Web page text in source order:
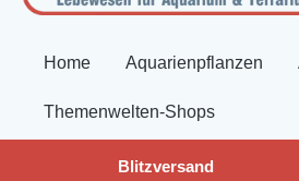
Home Aquarienpflanzen
Themenwelten-Shops
Blitzversand